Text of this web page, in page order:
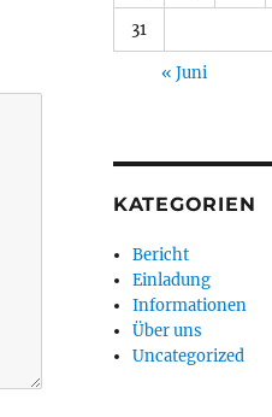
31
« Juni
KATEGORIEN
Bericht
Einladung
Informationen
Über uns
Uncategorized